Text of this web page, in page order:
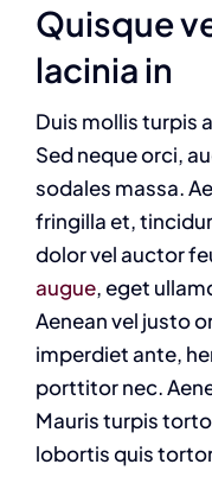
Quisque
lacinia in
Duis mollis turpis
Sed neque orci,
sodales massa.
fringilla et,
dolor vel auctor
augue, eget
Aenean vel justo
imperdiet ante,
porttitor nec.
Mauris turpis
lobortis quis